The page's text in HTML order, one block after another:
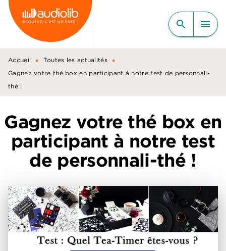
MENU RECHERCHE
CONTENU
PIED DE PAGE
search menu
Accueil • Toutes les actualités •
Gagnez votre thé box en participant à notre test de personnali-
thé !
Gagnez votre thé box en
participant à notre test
de personnali-thé !